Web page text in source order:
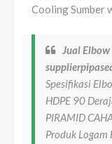
Cooling Sumber
Jual
Spesifikasi
HDPE 90
PIRAMID
Produk Logam